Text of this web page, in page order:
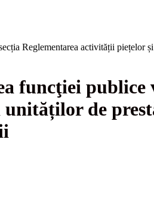
Reglementarea activității piețelor
funcţiei publice
unităților de